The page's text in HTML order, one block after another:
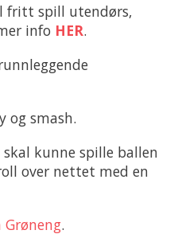
fritt spill utendørs,
info HER.
og smash.
kunne spille ballen
over nettet med en
.